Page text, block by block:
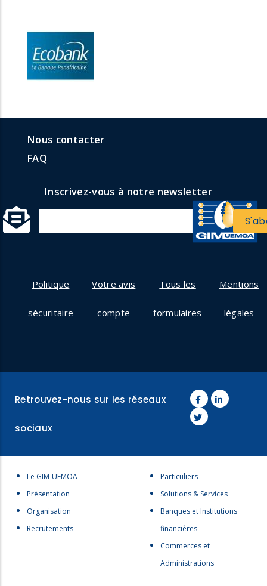
menuNous contacter
FAQ
Inscrivez-vous à notre newsletter
Menu
Politique
sécuritaire
Votre avis
compte
Tous les
formulaires
Mentions
légales
Retrouvez-nous sur les réseaux
sociaux
Menu
footer
Le GIM-UEMOA
Présentation
Organisation
Recrutements
Menu
footer
Particuliers
Solutions & Services
Banques et Institutions
financières
Commerces et
Administrations